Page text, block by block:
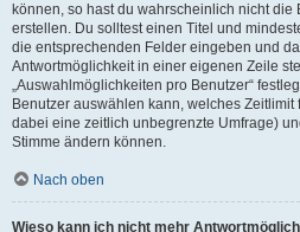
können, so hast du wahrscheinlich nicht die
erstellen. Du solltest einen Titel und
die entsprechenden Felder eingeben und
Antwortmöglichkeit in einer eigenen Zeile
„Auswahlmöglichkeiten pro Benutzer“
Benutzer auswählen kann, welches
dabei eine zeitlich unbegrenzte Umfrage)
Stimme ändern können.
Nach oben
Wieso kann ich nicht mehr